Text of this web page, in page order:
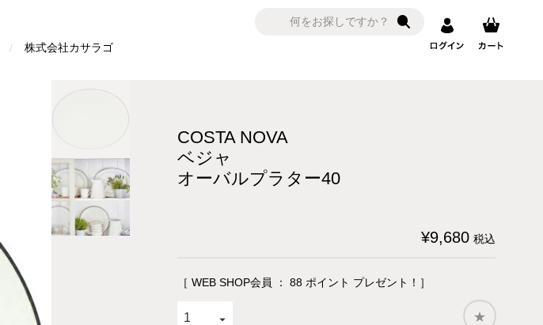
株式会社カサラゴ
COSTA NOVA
ベジャ
オーバルプラター40
¥9,680 税込
［ WEB SHOP会員 ：88 ポイント プレゼント！］